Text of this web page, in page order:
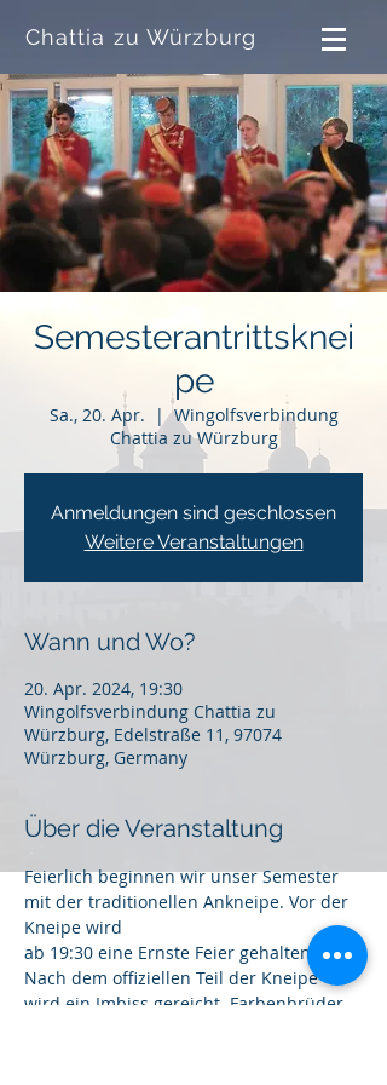
Chattia zu Würzburg
Semesterantrittsknei
pe
Sa., 20. Apr.
  |
Wingolfsverbindung
Chattia zu Würzburg
Anmeldungen sind geschlossen
Weitere Veranstaltungen
Wann und Wo?
20. Apr. 2024, 19:30
Wingolfsverbindung Chattia zu
Würzburg, Edelstraße 11, 97074
Würzburg, Germany
Über die Veranstaltung
Feierlich beginnen wir unser Semester
mit der traditionellen Ankneipe. Vor der
Kneipe wird
ab 19:30 eine Ernste Feier gehalten.
Nach dem offiziellen Teil der Kneipe
wird ein Imbiss gereicht. Farbenbrüder